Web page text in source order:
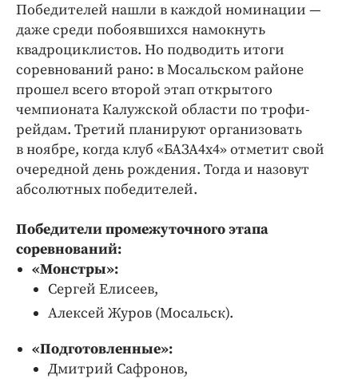
Победителей нашли в каждой номинации —
даже среди побоявшихся намокнуть
квадроциклистов. Но подводить итоги
соревнований рано: в Мосальском районе
прошел всего второй этап открытого
чемпионата Калужской области по трофи-
рейдам. Третий планируют организовать
в ноябре, когда клуб «БАЗА4х4» отметит свой
очередной день рождения. Тогда и назовут
абсолютных победителей.
Победители промежуточного этапа
соревнований:
«Монстры»:
Сергей Елисеев,
Алексей Журов (Мосальск).
«Подготовленные»:
Дмитрий Сафронов,